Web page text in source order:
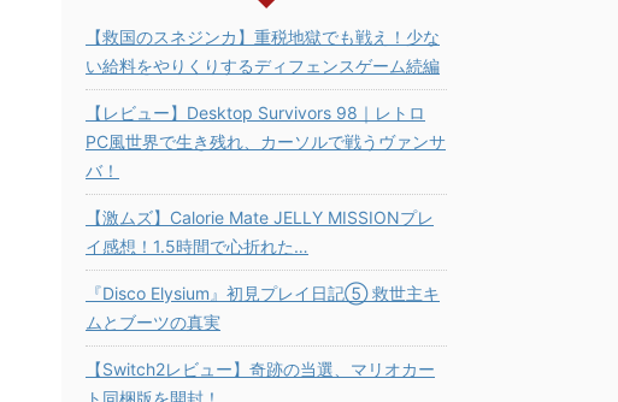
【救国のスネジンカ】重税地獄でも戦え！少な
い給料をやりくりするディフェンスゲーム続編
【レビュー】Desktop Survivors 98｜レトロ
PC風世界で生き残れ、カーソルで戦うヴァンサ
バ！
【激ムズ】Calorie Mate JELLY MISSIONプレ
イ感想！1.5時間で心折れた…
『Disco Elysium』初見プレイ日記⑤ 救世主キ
ムとブーツの真実
【Switch2レビュー】奇跡の当選、マリオカー
ト同梱版を開封！